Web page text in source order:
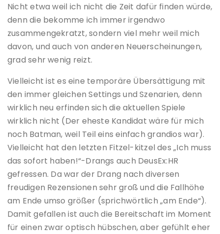
Nicht etwa weil ich nicht die Zeit dafür finden würde,
denn die bekomme ich immer irgendwo
zusammengekratzt, sondern viel mehr weil mich
davon, und auch von anderen Neuerscheinungen,
grad sehr wenig reizt.
Vielleicht ist es eine temporäre Übersättigung mit
den immer gleichen Settings und Szenarien, denn
wirklich neu erfinden sich die aktuellen Spiele
wirklich nicht (Der eheste Kandidat wäre für mich
noch Batman, weil Teil eins einfach grandios war).
Vielleicht hat den letzten Fitzel-kitzel des „Ich muss
das sofort haben!“-Drangs auch DeusEx:HR
gefressen. Da war der Drang nach diversen
freudigen Rezensionen sehr groß und die Fallhöhe
am Ende umso größer (sprichwörtlich „am Ende“).
Damit gefallen ist auch die Bereitschaft im Moment
für einen zwar optisch hübschen, aber gefühlt eher